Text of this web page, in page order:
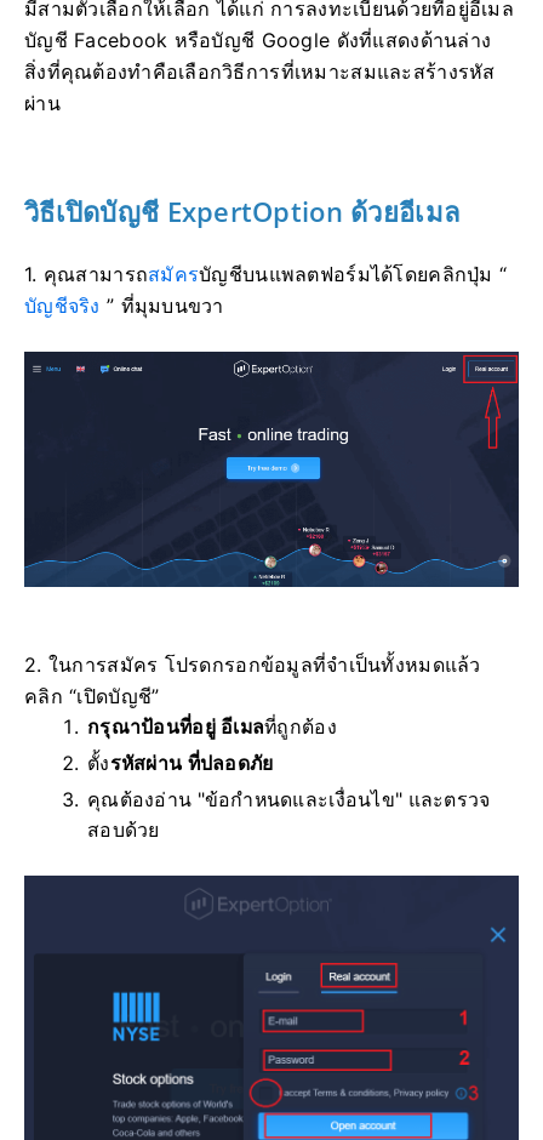
มีสามตัวเลือกให้เลือก ได้แก่ การลงทะเบียนด้วยที่อยู่อีเมล
บัญชี Facebook หรือบัญชี Google ดังที่แสดงด้านล่าง
สิ่งที่คุณต้องทำคือเลือกวิธีการที่เหมาะสมและสร้างรหัส
ผ่าน
วิธีเปิดบัญชี ExpertOption ด้วยอีเมล
1. คุณสามารถสมัครบัญชีบนแพลตฟอร์มได้โดยคลิกปุ่ม “
บัญชีจริง ” ที่มุมบนขวา
2. ในการสมัคร โปรดกรอกข้อมูลที่จำเป็นทั้งหมดแล้ว
คลิก “เปิดบัญชี”
กรุณาป้อนที่อยู่ อีเมลที่ถูกต้อง
ตั้งรหัสผ่าน ที่ปลอดภัย
คุณต้องอ่าน "ข้อกำหนดและเงื่อนไข" และตรวจ
สอบด้วย